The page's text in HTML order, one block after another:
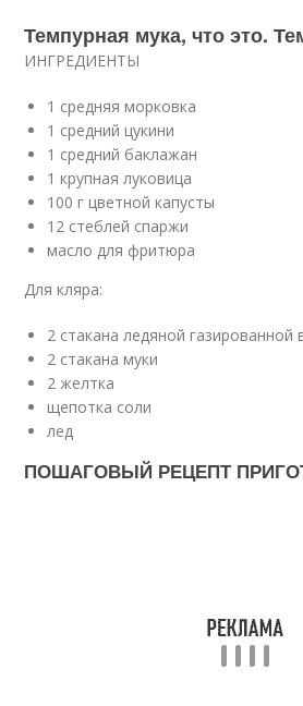
Темпурная мука, что это.
ИНГРЕДИЕНТЫ
1 средняя морковка
1 средний цукини
1 средний баклажан
1 крупная луковица
100 г цветной капусты
12 стеблей спаржи
масло для фритюра
Для кляра:
2 стакана ледяной газированной
2 стакана муки
2 желтка
щепотка соли
лед
ПОШАГОВЫЙ РЕЦЕПТ